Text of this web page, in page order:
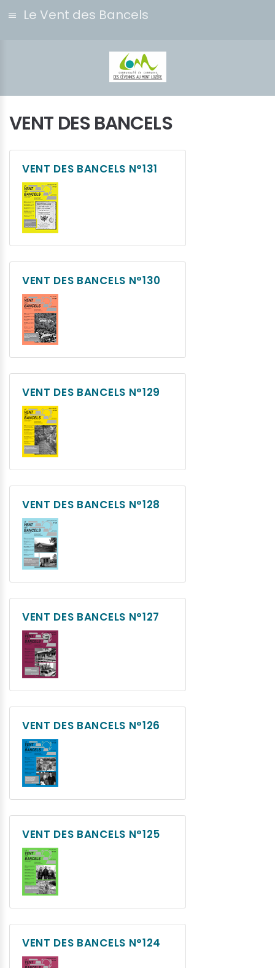
Le Vent des Bancels
VENT DES BANCELS
VENT DES BANCELS N°131
VENT DES BANCELS N°130
VENT DES BANCELS N°129
VENT DES BANCELS N°128
VENT DES BANCELS N°127
VENT DES BANCELS N°126
VENT DES BANCELS N°125
VENT DES BANCELS N°124